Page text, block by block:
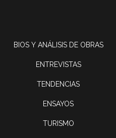
BIOS Y ANÁLISIS DE OBRAS
ENTREVISTAS
TENDENCIAS
ENSAYOS
TURISMO